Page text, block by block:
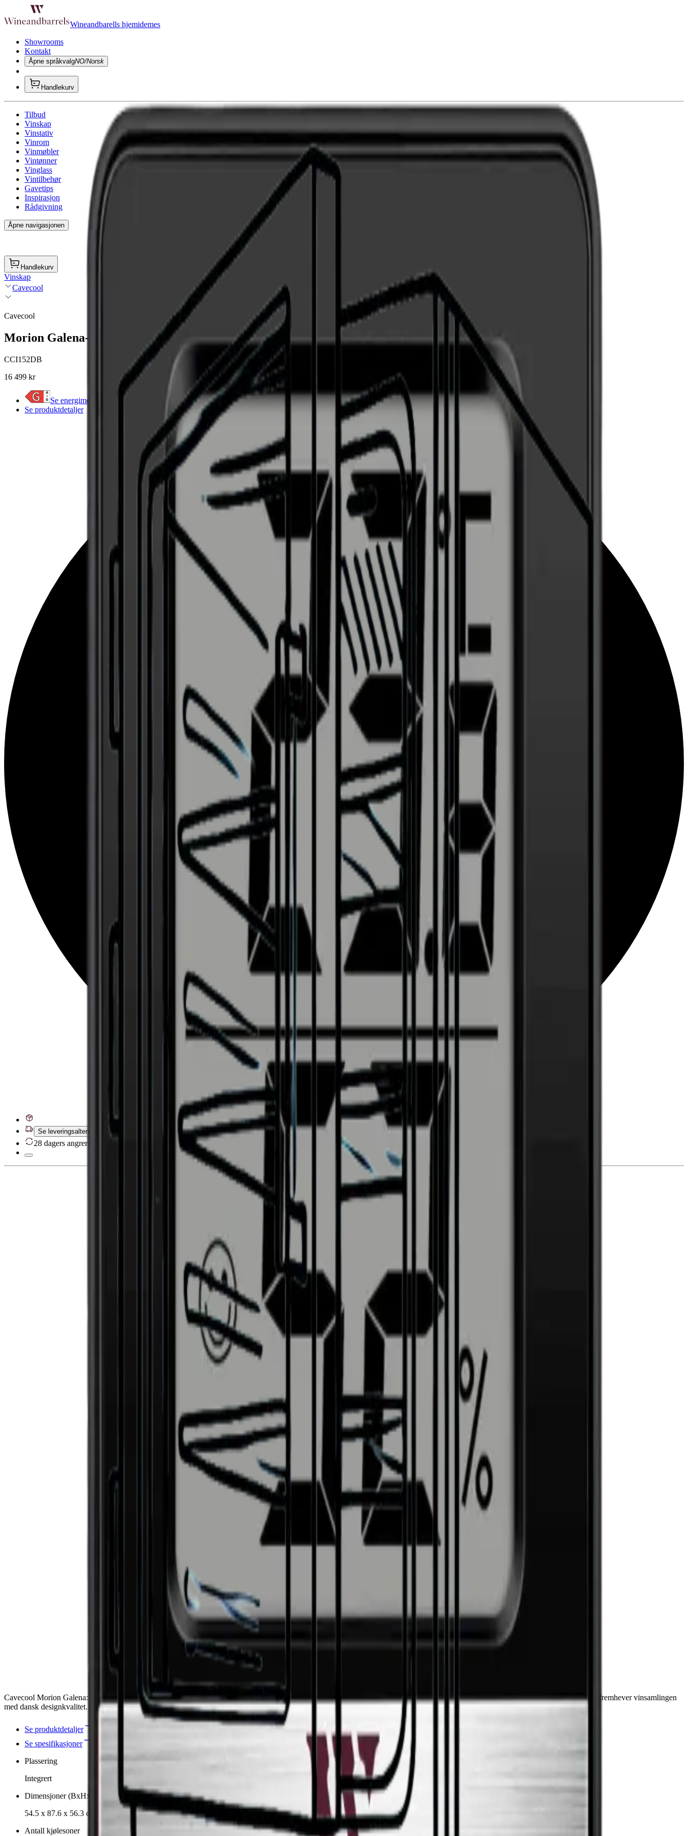
Wineandbarells hjemidemes
Showrooms
Kontakt
Åpne språkvalgNO/Norsk
Handlekurv
Tilbud
Vinskap
Vinstativ
Vinrom
Vinmøbler
Vintønner
Vinglass
Vintilbehør
Gavetips
Inspirasjon
Rådgivning
Åpne navigasjonen
Handlekurv
Vinskap
Cavecool
Cavecool
Morion Galena- 57 flasker – 2 soner – svart – Integrerbar
CCI152DB
16 499 kr
Se energimerket
Se produktdetaljer
Se leveringsalternativer
28 dagers angrerett
Cavecool Morion Galena: elegant integrert vinskap for 57 Bordeaux-flasker i to temperatursoner (5-22 °C). Perfekt for moderne kjøkken med 5 hyller i bøk og hvit LED-belysning som fremhever vinsamlingen
med dansk designkvalitet.
Se produktdetaljer
Se spesifikasjoner
Plassering
Integrert
Dimensjoner (BxHxD cm)
54.5 x 87.6 x 56.3 cm
Antall kjølesoner